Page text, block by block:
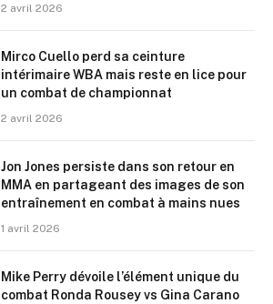
2 avril 2026
Mirco Cuello perd sa ceinture
intérimaire WBA mais reste en lice pour
un combat de championnat
2 avril 2026
Jon Jones persiste dans son retour en
MMA en partageant des images de son
entraînement en combat à mains nues
1 avril 2026
Mike Perry dévoile l’élément unique du
combat Ronda Rousey vs Gina Carano